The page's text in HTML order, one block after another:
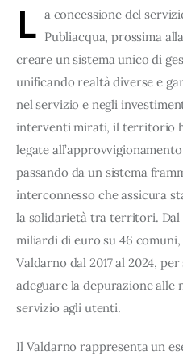
L a concessione del
Publiacqua, prossima
creare un sistema unico di
unificando realtà diverse e
nel servizio e negli
interventi mirati, il territorio
legate
passando da un sistema
interconnesso che assicura
la solidarietà tra territori. Dal
miliardi di euro su 46
Valdarno dal 2017 al 2024,
adeguare la depurazione
servizio agli utenti.
Il Valdarno rappresenta un